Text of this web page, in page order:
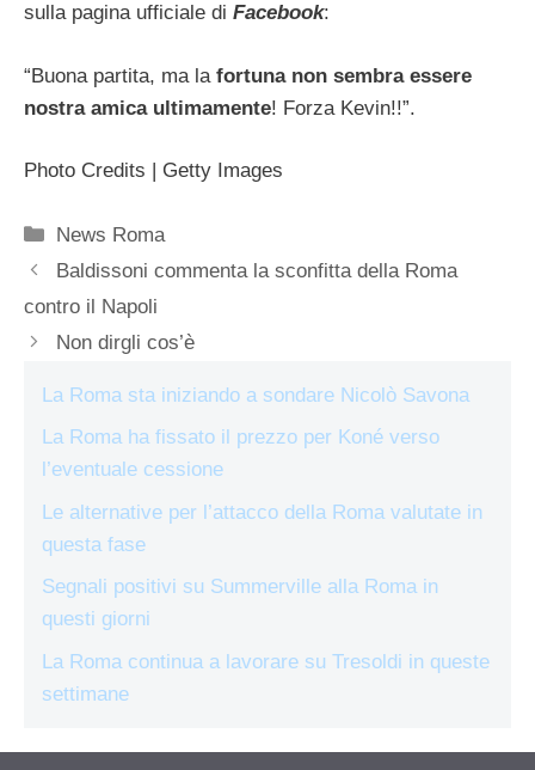
sulla pagina ufficiale di Facebook:
“Buona partita, ma la fortuna non sembra essere
nostra amica ultimamente! Forza Kevin!!”.
Photo Credits | Getty Images
Categorie
News Roma
Baldissoni commenta la sconfitta della Roma
contro il Napoli
Non dirgli cos’è
La Roma sta iniziando a sondare Nicolò Savona
La Roma ha fissato il prezzo per Koné verso
l’eventuale cessione
Le alternative per l’attacco della Roma valutate in
questa fase
Segnali positivi su Summerville alla Roma in
questi giorni
La Roma continua a lavorare su Tresoldi in queste
settimane